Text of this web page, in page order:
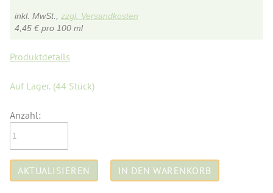
inkl. MwSt., zzgl. Versandkosten
4,45 € pro 100 ml
Produktdetails
Auf Lager. (44 Stück)
Anzahl: